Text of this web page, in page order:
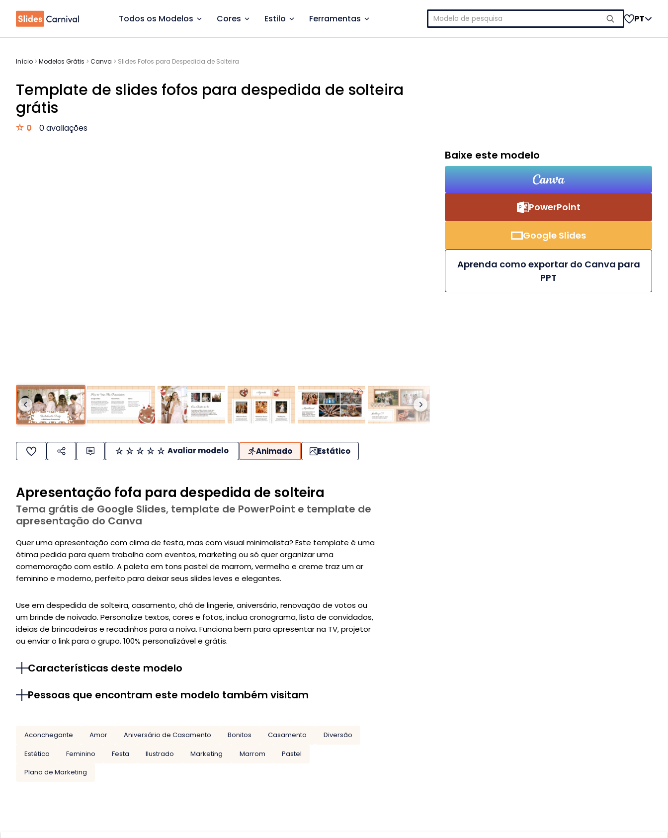
Todos os Modelos Cores Estilo Ferramentas
Pesquisar
por:
PT
Início > Modelos Grátis > Canva > Slides Fofos para Despedida de Solteira
Template de slides fofos para despedida de solteira
grátis
0 0 avaliações
Avaliar modelo Animado Estático
Apresentação fofa para despedida de solteira
Tema grátis de Google Slides, template de PowerPoint e template de
apresentação do Canva
Quer uma apresentação com clima de festa, mas com visual minimalista? Este template é uma
ótima pedida para quem trabalha com eventos, marketing ou só quer organizar uma
comemoração com estilo. A paleta em tons pastel de marrom, vermelho e creme traz um ar
feminino e moderno, perfeito para deixar seus slides leves e elegantes.
Use em despedida de solteira, casamento, chá de lingerie, aniversário, renovação de votos ou
um brinde de noivado. Personalize textos, cores e fotos, inclua cronograma, lista de convidados,
ideias de brincadeiras e recadinhos para a noiva. Funciona bem para apresentar na TV, projetor
ou enviar o link para o grupo. 100% personalizável e grátis.
Características deste modelo
Pessoas que encontram este modelo também visitam
Aconchegante Amor Aniversário de Casamento Bonitos Casamento
Diversão
Estética
Feminino Festa Ilustrado Marketing Marrom
Pastel
Plano de Marketing
Baixe este modelo
PowerPoint
Google Slides
Aprenda como exportar do Canva para
PPT